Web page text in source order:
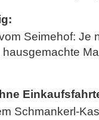
Seimehof:
Schmankerl-